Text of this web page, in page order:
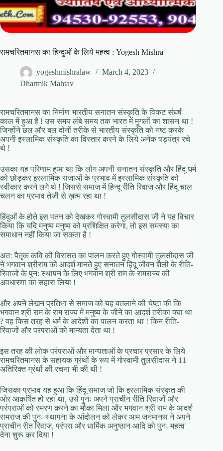
रामचरितमानस का हिन्दुओं के लिये महत्व : Yogesh Mishra
yogeshmishralaw
March 4, 2023
Dharmik Mahtav
रामचरितमानस का निर्माण भारतीय सनातन संस्कृति के विकट संघर्ष
काल में हुआ है ! उस समय लंबे समय तक भारत में मुगलों का शासन था !
जिन्होंने छल और बल दोनों तरीके से भारतीय संस्कृति को नष्ट करके
अपनी इस्लामिक संस्कृति का विस्तार करने के लिये अनेक षड्यंत्र रचे
थे !
उसका यह परिणाम हुआ था कि लोग अपनी सनातन संस्कृति और हिंदू धर्म
को छोड़कर इस्लामिक राजाओं के प्रभाव में इस्लामिक संस्कृति को
स्वीकार करने लगे थे ! जिससे समाज में हिन्दू रीति रिवाज और हिंदू चाल
चलन का प्रभाव तेजी से ख़त्म रहा था !
हिंदुओं के होते इस पतन को देखकर गोस्वामी तुलसीदास जी ने यह विचार
किया कि यदि मनुष्य मनुष्य को प्रशिक्षित करेगा, तो इस समस्या का
समाधान नहीं किया जा सकता है !
अतः पैतृक कवि की विरासत का पालन करते हुए गोस्वामी तुलसीदास जी
ने भगवान श्रीराम को आदर्श मानते हुए सनातन हिंदू जीवन शैली के रीति-
रिवाजों के पुन: स्थापन के लिए भगवान श्री राम के रामराज्य की
अवधारणा का सहारा लिया !
और अपने लेखन प्रतिभा से समाज को यह बतलाने की चेष्टा की कि
भगवान श्री राम के राम राज्य में मनुष्य के जीने का आदर्श तरीका क्या था
? वह किस तरह से धर्म के आदेशों का पालन करता था ! किन रीति-
रिवाजों और परंपराओं को मान्यता देता था !
इस तरह की लोक परंपराओं और मान्यताओं के प्रचार प्रसार के लिये
रामचरितमानस के सहायक ग्रंथों के रूप में गोस्वामी तुलसीदास ने 11
अतिरिक्त ग्रंथों की रचना भी की थी !
जिसका प्रभाव यह हुआ कि हिंदू समाज जो कि इस्लामिक संस्कृत की
ओर आकर्षित हो रहा था, उसे पुनः अपने प्राचीन रीति-रिवाजों और
परंपराओं को स्मरण करने का मौका मिला और भगवान श्री राम के आदर्श
रामराज की पुनः स्थापना के आंदोलन को लेकर आम जनमानस ने अपने
प्राचीन रीत रिवाज, परंपरा और धार्मिक अनुष्ठान आदि को पुनः महत्व
देना शुरू कर दिया !